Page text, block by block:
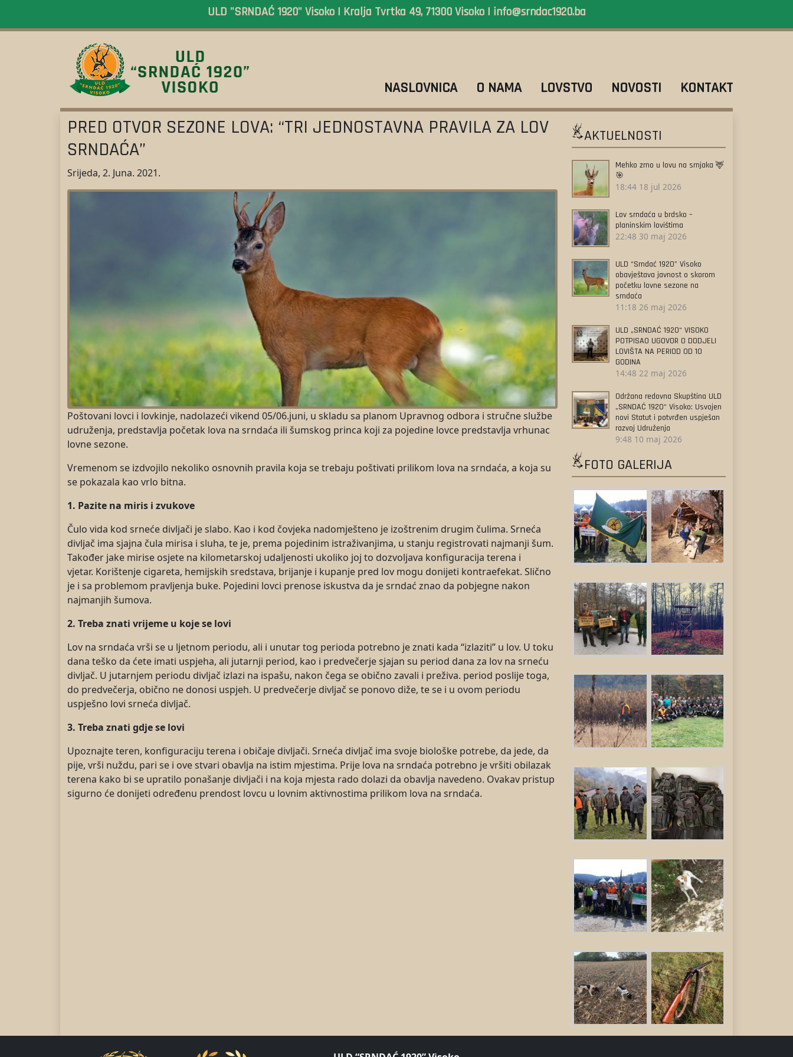
ULD "SRNDAĆ 1920" Visoko | Kralja Tvrtka 49, 71300 Visoko | info@srndac1920.ba
NASLOVNICA O NAMA LOVSTVO NOVOSTI KONTAKT
PRED OTVOR SEZONE LOVA: “TRI JEDNOSTAVNA PRAVILA ZA LOV
SRNDAĆA”
Srijeda, 2. Juna. 2021.
Poštovani lovci i lovkinje, nadolazeći vikend 05/06.juni, u skladu sa planom Upravnog odbora i stručne službe
udruženja, predstavlja početak lova na srndaća ili šumskog princa koji za pojedine lovce predstavlja vrhunac
lovne sezone.
Vremenom se izdvojilo nekoliko osnovnih pravila koja se trebaju poštivati prilikom lova na srndaća, a koja su
se pokazala kao vrlo bitna.
1. Pazite na miris i zvukove
Čulo vida kod srneće divljači je slabo. Kao i kod čovjeka nadomješteno je izoštrenim drugim čulima. Srneća
divljač ima sjajna čula mirisa i sluha, te je, prema pojedinim istraživanjima, u stanju registrovati najmanji šum.
Također jake mirise osjete na kilometarskoj udaljenosti ukoliko joj to dozvoljava konfiguracija terena i
vjetar. Korištenje cigareta, hemijskih sredstava, brijanje i kupanje pred lov mogu donijeti kontraefekat. Slično
je i sa problemom pravljenja buke. Pojedini lovci prenose iskustva da je srndać znao da pobjegne nakon
najmanjih šumova.
2. Treba znati vrijeme u koje se lovi
Lov na srndaća vrši se u ljetnom periodu, ali i unutar tog perioda potrebno je znati kada “izlaziti” u lov. U toku
dana teško da ćete imati uspjeha, ali jutarnji period, kao i predvečerje sjajan su period dana za lov na srneću
divljač. U jutarnjem periodu divljač izlazi na ispašu, nakon čega se obično zavali i preživa. period poslije toga,
do predvečerja, obično ne donosi uspjeh. U predvečerje divljač se ponovo diže, te se i u ovom periodu
uspješno lovi srneća divljač.
3. Treba znati gdje se lovi
Upoznajte teren, konfiguraciju terena i običaje divljači. Srneća divljač ima svoje biološke potrebe, da jede, da
pije, vrši nuždu, pari se i ove stvari obavlja na istim mjestima. Prije lova na srndaća potrebno je vršiti obilazak
terena kako bi se upratilo ponašanje divljači i na koja mjesta rado dolazi da obavlja navedeno. Ovakav pristup
sigurno će donijeti određenu prendost lovcu u lovnim aktivnostima prilikom lova na srndaća.
AKTUELNOSTI
Mehko zrno u lovu na srnjaka 🦌
🎯
18:44 18 jul 2026
Lov srndaća u brdsko –
planinskim lovištima
22:48 30 maj 2026
ULD “Srndać 1920” Visoko
obavještava javnost o skorom
početku lovne sezone na
srndaća
11:18 26 maj 2026
ULD „SRNDAĆ 1920“ VISOKO
POTPISAO UGOVOR O DODJELI
LOVIŠTA NA PERIOD OD 10
GODINA
14:48 22 maj 2026
Održana redovna Skupština ULD
„SRNDAĆ 1920“ Visoko: Usvojen
novi Statut i potvrđen uspješan
razvoj Udruženja
9:48 10 maj 2026
FOTO GALERIJA